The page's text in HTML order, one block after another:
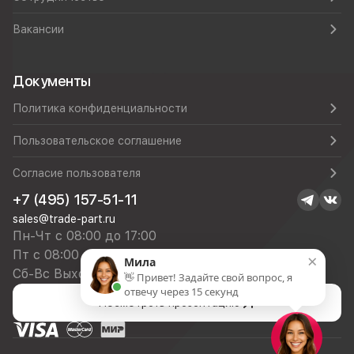
Вакансии
Документы
Политика конфиденциальности
Пользовательское соглашение
Согласие пользователя
+7 (495) 157-51-11
sales@trade-part.ru
Пн-Чт с 08:00 до 17:00
Пт с 08:00 до 16:00
Сб-Вс Выходной
×
Мила
👋 Привет! Задайте свой вопрос, я
отвечу через 15 секунд